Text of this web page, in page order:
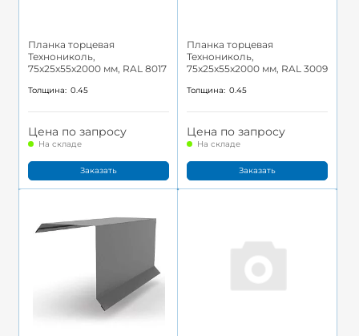
Планка торцевая
Технониколь,
75x25x55x2000 мм, RAL 8017
Толщина: 0.45
Цена по запросу
На складе
Заказать
Планка торцевая
Технониколь,
75x25x55x2000 мм, RAL 3009
Толщина: 0.45
Цена по запросу
На складе
Заказать